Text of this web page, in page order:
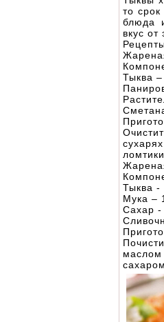
то
блюда
вкус от
Тыква –
Тыква -
Мука –
Сахар -
маслом